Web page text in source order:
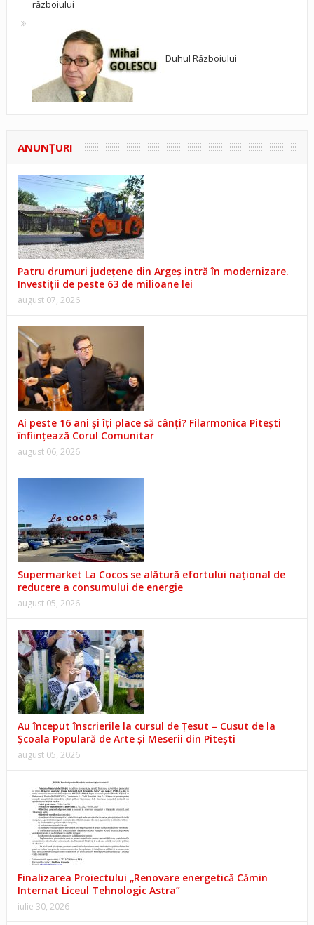
războiului
Duhul Războiului
ANUNŢURI
Patru drumuri județene din Argeș intră în modernizare.
Investiții de peste 63 de milioane lei
august 07, 2026
Ai peste 16 ani și îți place să cânți? Filarmonica Pitești
înființează Corul Comunitar
august 06, 2026
Supermarket La Cocos se alătură efortului național de
reducere a consumului de energie
august 05, 2026
Au început înscrierile la cursul de Țesut – Cusut de la
Școala Populară de Arte și Meserii din Pitești
august 05, 2026
Finalizarea Proiectului „Renovare energetică Cămin
Internat Liceul Tehnologic Astra”
iulie 30, 2026